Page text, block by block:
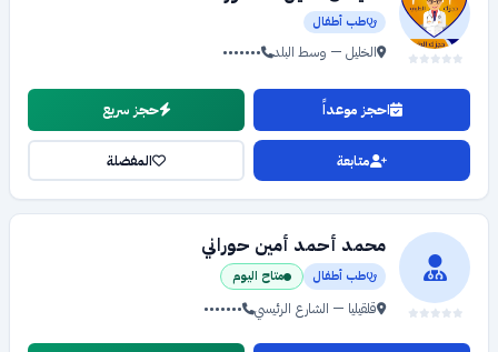
طب أطفال
الخليل — وسط البلد •••••••
احجز موعداً حجز سريع
متابعة المفضلة
محمد أحمد أمين حوراني
طب أطفال متاح اليوم
قلقيليا — الشارع الرئيسي •••••••